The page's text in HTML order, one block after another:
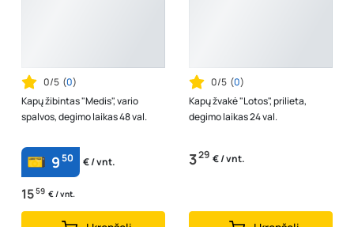
0/5 (0)
Kapų žibintas "Medis", vario
spalvos, degimo laikas 48 val.
950 € / vnt.
1559 € / vnt.
0/5 (0)
Kapų žvakė "Lotos", prilieta,
degimo laikas 24 val.
329 € / vnt.